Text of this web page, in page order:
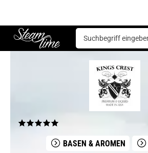
Steam time
Basen & Aromen Aromen Kings Crest
BASEN & AROMEN